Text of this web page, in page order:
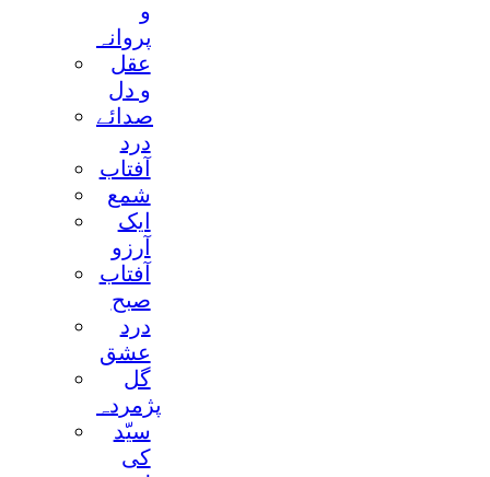
و
پروانہ
عقل
و دل
صدائے
درد
آفتاب
شمع
ايک
آرزو
آفتاب
صبح
درد
عشق
گل
پژمردہ
سیّد
کی